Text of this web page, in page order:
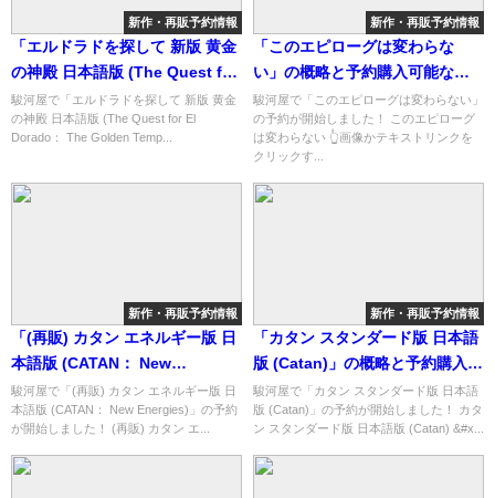
新作・再販予約情報
「エルドラドを探して 新版 黄金
の神殿 日本語版 (The Quest for
El Dorado： The Golden
Temples)」の概略と予約購入可
駿河屋で「エルドラドを探して 新版 黄金
の神殿 日本語版 (The Quest for El
Dorado： The Golden Temp...
新作・再販予約情報
「このエピローグは変わらな
い」の概略と予約購入可能なシ
ョップ紹介！
駿河屋で「このエピローグは変わらない」
の予約が開始しました！ このエピローグ
は変わらない 👆画像かテキストリンクを
クリックす...
新作・再販予約情報
「(再販) カタン エネルギー版 日
本語版 (CATAN： New
Energies)」の概略と予約購入可
能なショップ紹介！
駿河屋で「(再販) カタン エネルギー版 日
本語版 (CATAN： New Energies)」の予約
が開始しました！ (再販) カタン エ...
新作・再販予約情報
「カタン スタンダード版 日本語
版 (Catan)」の概略と予約購入可
能なショップ紹介！
駿河屋で「カタン スタンダード版 日本語
版 (Catan)」の予約が開始しました！ カタ
ン スタンダード版 日本語版 (Catan) &#x...